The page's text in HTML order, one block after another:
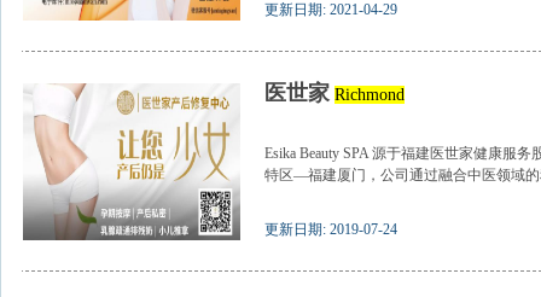
更新日期: 2021-04-29
医世家 Richmond
Esika Beauty SPA 源于福建医世家健康服
特区—福建厦门，公司通过融合中医领域
更新日期: 2019-07-24